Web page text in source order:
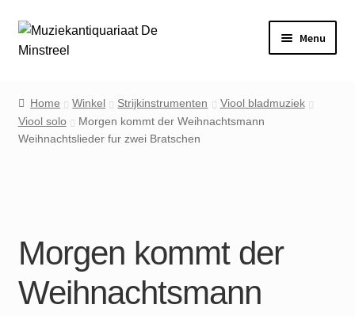
Ga
door
Ga
naar
Menu
Contact
Mijn account
Home Winkel Strijkinstrumenten
Viool bladmuziek
Viool solo
Morgen kommt der Weihnachtsmann
Weihnachtslieder fur zwei Bratschen
Morgen kommt der
Weihnachtsmann